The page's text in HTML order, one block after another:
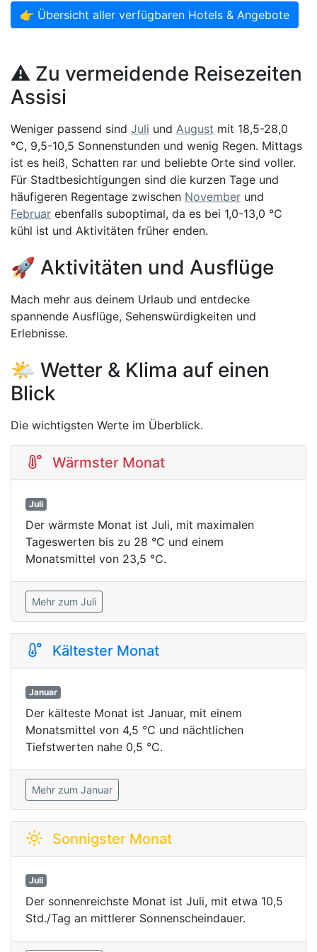
👉 Übersicht aller verfügbaren Hotels & Angebote
⚠️ Zu vermeidende Reisezeiten
Assisi
Weniger passend sind Juli und August mit 18,5-28,0
°C, 9,5-10,5 Sonnenstunden und wenig Regen. Mittags
ist es heiß, Schatten rar und beliebte Orte sind voller.
Für Stadtbesichtigungen sind die kurzen Tage und
häufigeren Regentage zwischen November und
Februar ebenfalls suboptimal, da es bei 1,0-13,0 °C
kühl ist und Aktivitäten früher enden.
🚀 Aktivitäten und Ausflüge
Mach mehr aus deinem Urlaub und entdecke
spannende Ausflüge, Sehenswürdigkeiten und
Erlebnisse.
🌤️ Wetter & Klima auf einen
Blick
Die wichtigsten Werte im Überblick.
Wärmster Monat
Juli
Der wärmste Monat ist Juli, mit maximalen
Tageswerten bis zu 28 °C und einem
Monatsmittel von 23,5 °C.
Mehr zum Juli
Kältester Monat
Januar
Der kälteste Monat ist Januar, mit einem
Monatsmittel von 4,5 °C und nächtlichen
Tiefstwerten nahe 0,5 °C.
Mehr zum Januar
Sonnigster Monat
Juli
Der sonnenreichste Monat ist Juli, mit etwa 10,5
Std./Tag an mittlerer Sonnenscheindauer.